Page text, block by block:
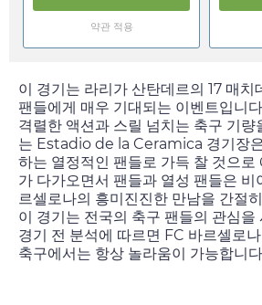
약관 적용
이 경기는 라리가 산탄데르의 17 매치
팬들에게 매우 기대되는 이벤트입니
격렬한 액션과 스릴 넘치는 축구 기량
는 Estadio de la Ceramica 경기장
하는 열정적인 팬들로 가득 찰 것으로
가 다가오면서 팬들과 열성 팬들은
르셀로나의 흥미진진한 만남을 간절
이 경기는 전국의 축구 팬들의 관심을
경기 전 분석에 따르면 FC 바르셀로
축구에서는 항상 놀라움이 가능합니